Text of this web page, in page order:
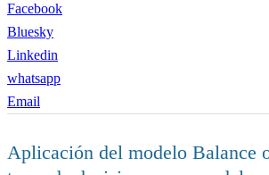
Facebook
Bluesky
Linkedin
whatsapp
Email
Aplicación del modelo Balance